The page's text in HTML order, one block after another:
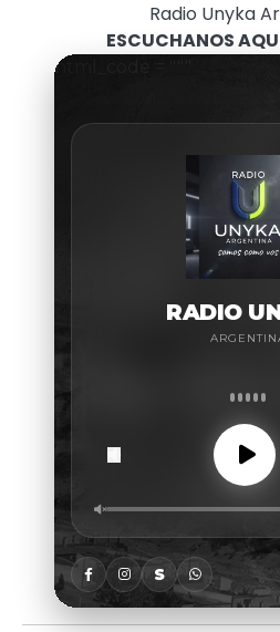
Radio Unyka
ESCUCHANOS